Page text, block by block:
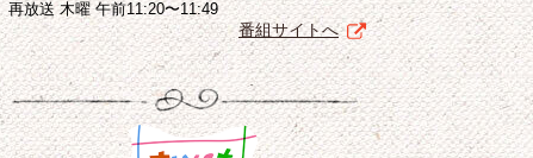
再放送 木曜 午前11:20〜11:49
番組サイトへ